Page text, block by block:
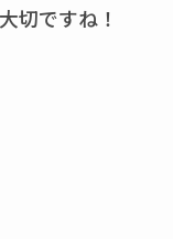
切ですね！